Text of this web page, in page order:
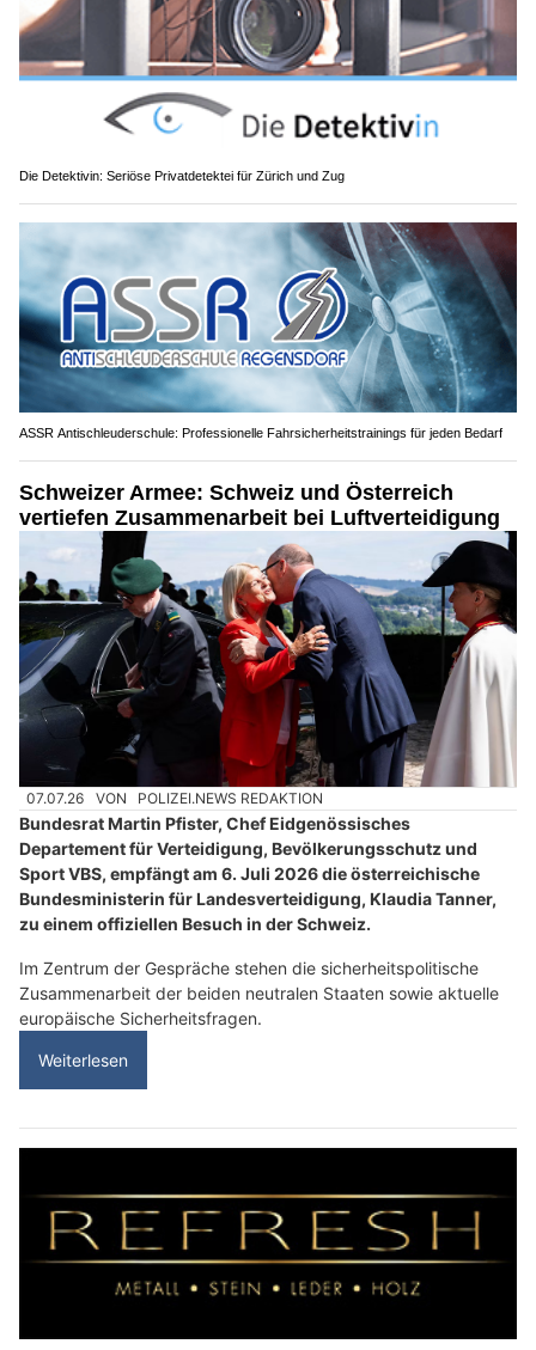
Die Detektivin: Seriöse Privatdetektei für Zürich und Zug
ASSR Antischleuderschule: Professionelle Fahrsicherheitstrainings für jeden Bedarf
Schweizer Armee: Schweiz und Österreich
vertiefen Zusammenarbeit bei Luftverteidigung
07.07.26 VON POLIZEI.NEWS REDAKTION
Bundesrat Martin Pfister, Chef Eidgenössisches
Departement für Verteidigung, Bevölkerungsschutz und
Sport VBS, empfängt am 6. Juli 2026 die österreichische
Bundesministerin für Landesverteidigung, Klaudia Tanner,
zu einem offiziellen Besuch in der Schweiz.
Im Zentrum der Gespräche stehen die sicherheitspolitische
Zusammenarbeit der beiden neutralen Staaten sowie aktuelle
europäische Sicherheitsfragen.
Weiterlesen